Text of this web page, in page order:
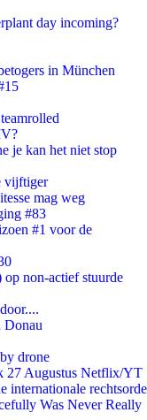
day incoming?
in München
je kan het niet stop
vijftiger
mag weg
#83
#1 voor de
non-actief stuurde
Donau
drone
27 Augustus Netflix/YT
internationale rechtsorde
Was Never Really